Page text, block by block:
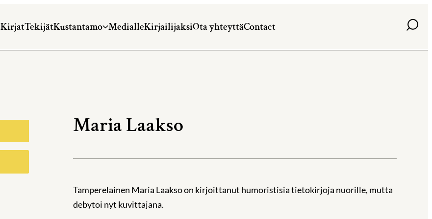
KirjatTekijätKustantamo MedialleKirjailijaksiOta yhteyttäContact Haku
Maria Laakso
Tamperelainen Maria Laakso on kirjoittanut humoristisia tietokirjoja nuorille, mutta
debytoi nyt kuvittajana.